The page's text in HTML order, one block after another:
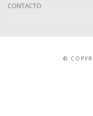
CONTACTO
©